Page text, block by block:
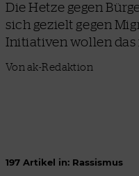
Die Hetze gegen
sich gezielt gegen
Initiativen wollen
Von ak-Redaktion
197 Artikel in: Rassismus